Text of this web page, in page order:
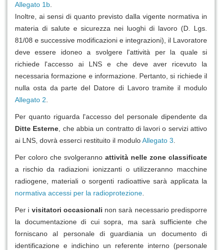
Allegato 1b
Inoltre, ai sensi di quanto previsto dalla vigente normativa in
materia di salute e sicurezza nei luoghi di lavoro (D. Lgs.
81/08 e successive modificazioni e integrazioni), il Lavoratore
deve essere idoneo a svolgere l'attività per la quale si
richiede l'accesso ai LNS e che deve aver ricevuto la
necessaria formazione e informazione. Pertanto, si richiede il
nulla osta da parte del Datore di Lavoro tramite il modulo
Allegato 2
Per quanto riguarda l'accesso del personale dipendente da
Ditte Esterne , che abbia un contratto di lavori o servizi attivo
ai LNS, dovrà esserci restituito il moduloAllegato 3
Per coloro che svolgeranno attività nelle zone classificate
a rischio da radiazioni ionizzanti o utilizzeranno macchine
radiogene, materiali o sorgenti radioattive sarà applicata la
normativa accessi per la radioprotezione
Per i visitatori occasionali non sarà necessario predisporre
la documentazione di cui sopra, ma sarà sufficiente che
forniscano al personale di guardiania un documento di
identificazione e indichino un referente interno (personale